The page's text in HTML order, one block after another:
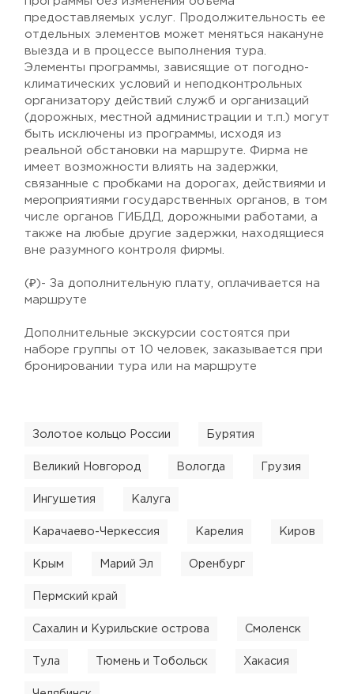
предоставляемых услуг. Продолжительность ее
отдельных элементов может меняться накануне
выезда и в процессе выполнения тура.
Элементы программы, зависящие от погодно-
климатических условий и неподконтрольных
организатору действий служб и организаций
(дорожных, местной администрации и т.п.) могут
быть исключены из программы, исходя из
реальной обстановки на маршруте. Фирма не
имеет возможности влиять на задержки,
связанные с пробками на дорогах, действиями и
мероприятиями государственных органов, в том
числе органов ГИБДД, дорожными работами, а
также на любые другие задержки, находящиеся
вне разумного контроля фирмы.
(₽)- За дополнительную плату, оплачивается на
маршруте
Дополнительные экскурсии состоятся при
наборе группы от 10 человек, заказывается при
бронировании тура или на маршруте
Золотое кольцо России Бурятия
Великий Новгород Вологда Грузия
Ингушетия Калуга
Карачаево-Черкессия Карелия Киров
Крым Марий Эл Оренбург
Пермский край
Сахалин и Курильские острова Смоленск
Тула Тюмень и Тобольск Хакасия